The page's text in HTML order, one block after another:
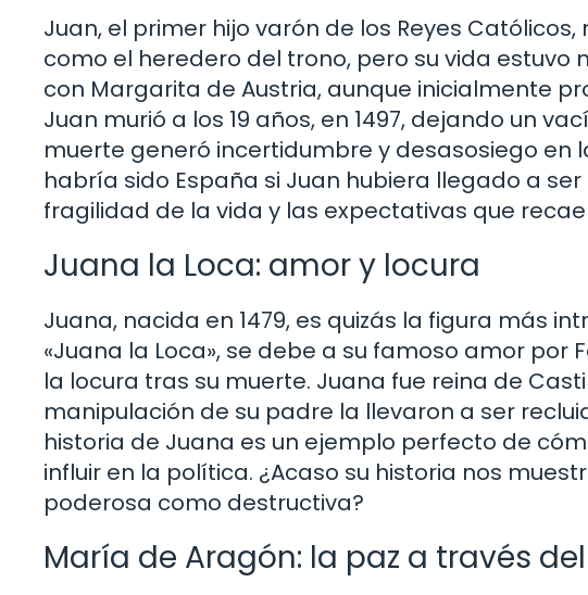
Juan, el primer hijo varón de los Reyes Católicos,
como el heredero del trono, pero su vida
con Margarita de Austria, aunque inicialmente
Juan murió a los 19 años, en 1497, dejando un
muerte generó incertidumbre y desasosiego en
habría sido España si Juan hubiera llegado a
fragilidad de la vida y las expectativas que
Juana la Loca: amor y locura
Juana, nacida en 1479, es quizás la figura más
«Juana la Loca», se debe a su famoso amor por
la locura tras su muerte. Juana fue reina de
manipulación de su padre la llevaron a ser
historia de Juana es un ejemplo perfecto de
influir en la política. ¿Acaso su historia nos
poderosa como destructiva?
María de Aragón: la paz a través